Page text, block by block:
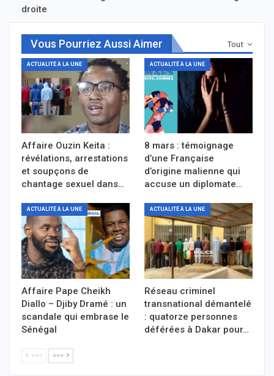
droite
Tout
Vous Pourriez Aussi Aimer
ACTUALITÉ À LA UNE
Affaire Ouzin Keita :
révélations, arrestations
et soupçons de
chantage sexuel dans…
ACTUALITÉ À LA UNE
8 mars : témoignage
d’une Française
d’origine malienne qui
accuse un diplomate…
ACTUALITÉ À LA UNE
Affaire Pape Cheikh
Diallo – Djiby Dramé : un
scandale qui embrase le
Sénégal
ACTUALITÉ À LA UNE
Réseau criminel
transnational démantelé
: quatorze personnes
déférées à Dakar pour…
<<< >>>